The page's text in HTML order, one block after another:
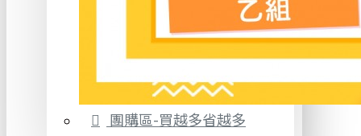
團購區-買越多省越多